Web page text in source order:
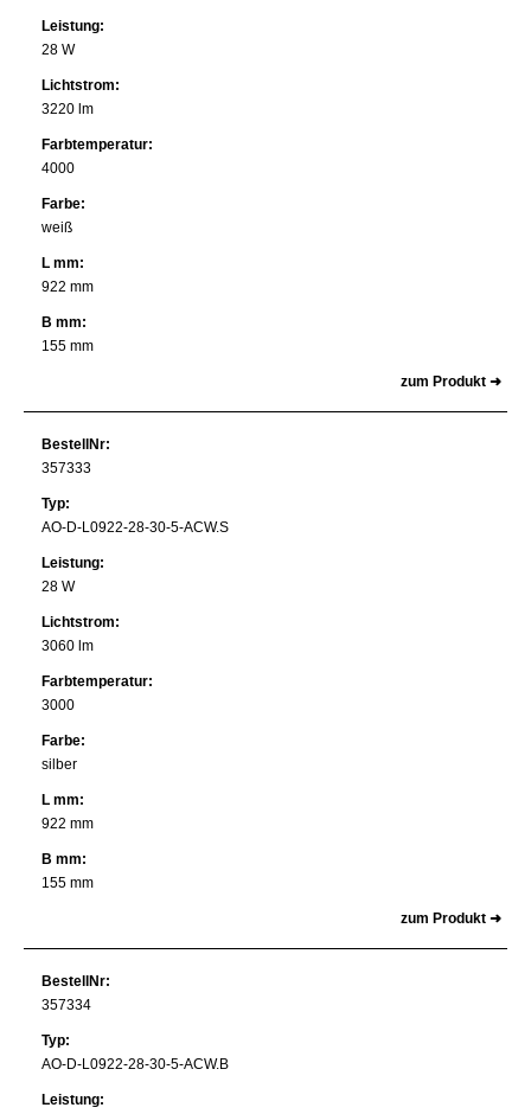
Leistung:
28 W
Lichtstrom:
3220 lm
Farbtemperatur:
4000
Farbe:
weiß
L mm:
922 mm
B mm:
155 mm
zum Produkt ➜
BestellNr:
357333
Typ:
AO-D-L0922-28-30-5-ACW.S
Leistung:
28 W
Lichtstrom:
3060 lm
Farbtemperatur:
3000
Farbe:
silber
L mm:
922 mm
B mm:
155 mm
zum Produkt ➜
BestellNr:
357334
Typ:
AO-D-L0922-28-30-5-ACW.B
Leistung: